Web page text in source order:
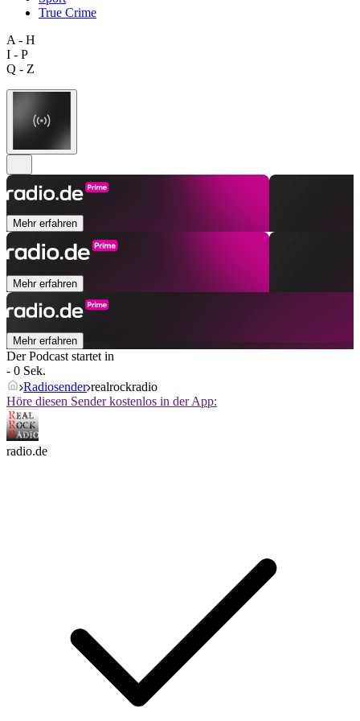
True Crime
A - H
I - P
Q - Z
Mehr erfahren
Mehr erfahren
Mehr erfahren
Der Podcast startet in
- 0 Sek.
Radiosender realrockradio
Höre diesen Sender kostenlos in der App:
radio.de